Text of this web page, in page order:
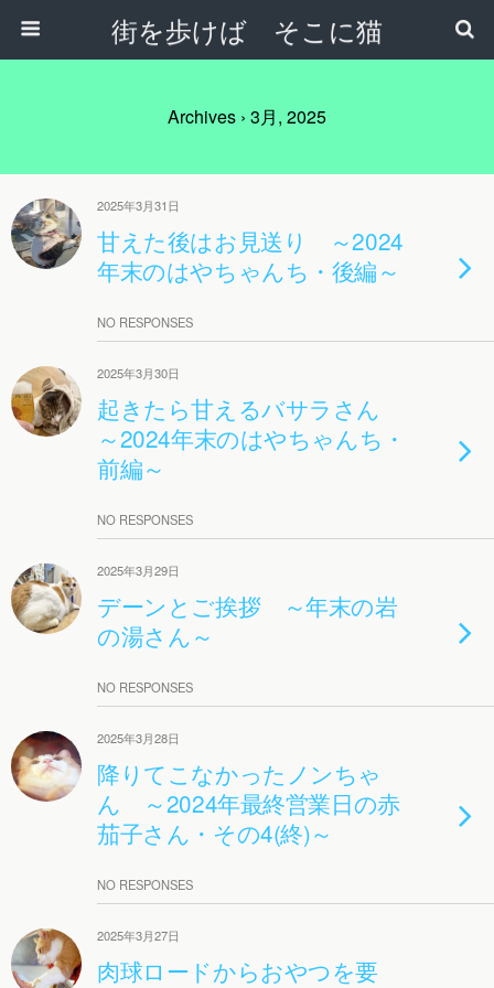
街を歩けば そこに猫
Archives › 3月, 2025
2025年3月31日
甘えた後はお見送り ～2024
年末のはやちゃんち・後編～
NO RESPONSES
2025年3月30日
起きたら甘えるバサラさん
～2024年末のはやちゃんち・
前編～
NO RESPONSES
2025年3月29日
デーンとご挨拶 ～年末の岩
の湯さん～
NO RESPONSES
2025年3月28日
降りてこなかったノンちゃ
ん ～2024年最終営業日の赤
茄子さん・その4(終)～
NO RESPONSES
2025年3月27日
肉球ロードからおやつを要